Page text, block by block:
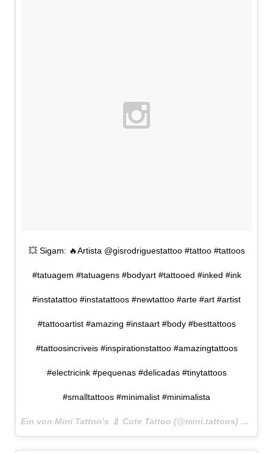
💥 Sigam: 🔥Artista @gisrodriguestattoo #tattoo #tattoos
#tatuagem #tatuagens #bodyart #tattooed #inked #ink
#instatattoo #instatattoos #newtattoo #arte #art #artist
#tattooartist #amazing #instaart #body #besttattoos
#tattoosincriveis #inspirationstattoo #amazingtattoos
#electricink #pequenas #delicadas #tinytattoos
#smalltattoos #minimalist #minimalista
Ein von Mini Tattoo’s 💉 Cute Tattoo (@mini.tattoos) gepostetes Foto am